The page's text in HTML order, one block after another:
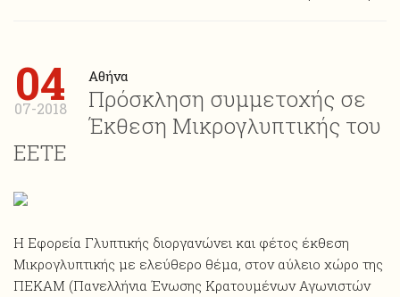
04
07-2018
Αθήνα
Πρόσκληση συμμετοχής σε
Έκθεση Μικρογλυπτικής του
ΕΕΤΕ
Η Εφορεία Γλυπτικής διοργανώνει και φέτος έκθεση
Mικρογλυπτικής με ελεύθερο θέμα, στον αύλειο χώρο της
ΠΕΚΑΜ (Πανελλήνια Ένωσης Κρατουμένων Αγωνιστών